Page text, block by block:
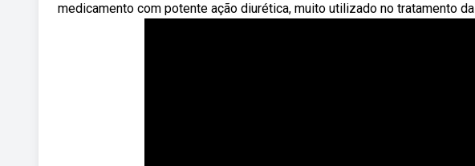
medicamento com potente ação diurética, muito utilizado no tratamento